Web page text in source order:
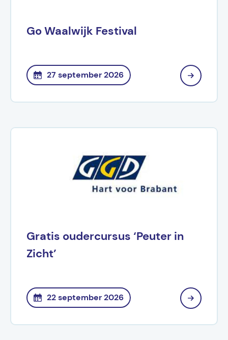
Go Waalwijk Festival
27 september 2026
Gratis oudercursus ‘Peuter in
Zicht’
22 september 2026